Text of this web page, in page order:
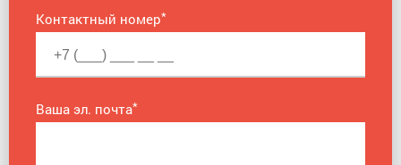
Контактный номер*
Ваша эл. почта*